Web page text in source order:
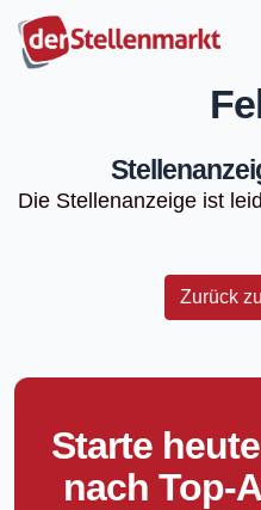
Die Stellenanzeige ist
Zurück
Starte
nach Top-